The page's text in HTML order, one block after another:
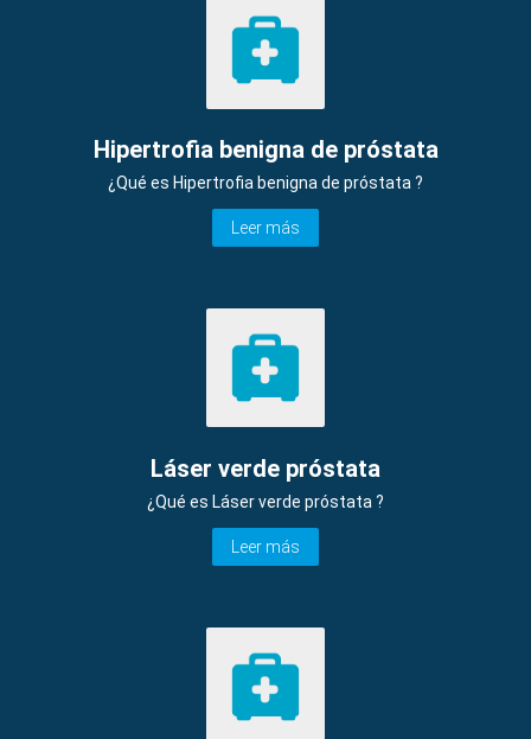
Hipertrofia benigna de próstata
¿Qué es Hipertrofia benigna de próstata ?
Leer más
Láser verde próstata
¿Qué es Láser verde próstata ?
Leer más